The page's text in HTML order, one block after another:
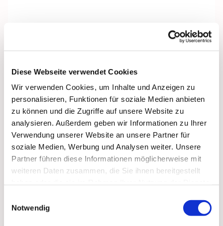
Diese Webseite verwendet Cookies
Wir verwenden Cookies, um Inhalte und Anzeigen zu
personalisieren, Funktionen für soziale Medien anbieten
zu können und die Zugriffe auf unsere Website zu
analysieren. Außerdem geben wir Informationen zu Ihrer
Verwendung unserer Website an unsere Partner für
soziale Medien, Werbung und Analysen weiter. Unsere
Partner führen diese Informationen möglicherweise mit
weiteren Daten zusammen, die Sie ihnen bereitgestellt
Notwendig
Dies könnte Sie auch
interessieren